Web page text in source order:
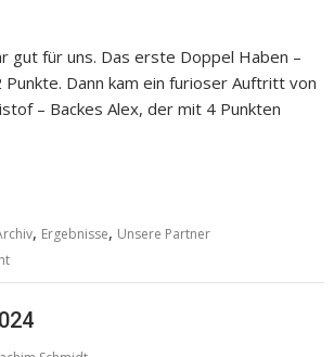
gut für uns. Das erste Doppel Haben –
Dann kam ein furioser Auftritt von
– Backes Alex, der mit 4 Punkten
, Ergebnisse, Unsere Partner